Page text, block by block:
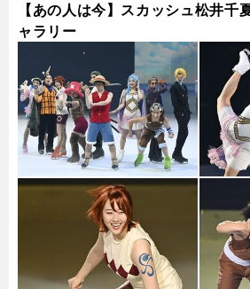
【あの人は今】スカッシュ松井千
ャラリー